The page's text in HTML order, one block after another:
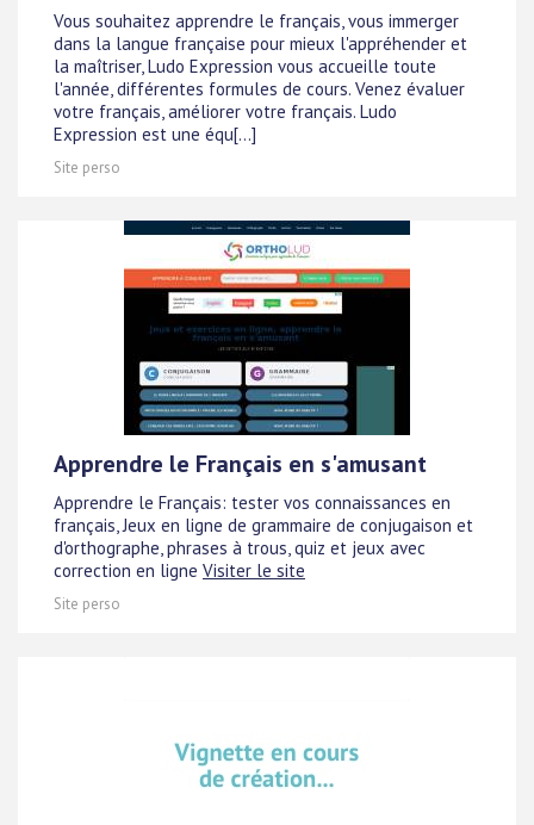
Vous souhaitez apprendre le français, vous immerger
dans la langue française pour mieux l'appréhender et
la maîtriser, Ludo Expression vous accueille toute
l'année, différentes formules de cours. Venez évaluer
votre français, améliorer votre français. Ludo
Expression est une équ[...]
Site perso
Apprendre le Français en s'amusant
Apprendre le Français: tester vos connaissances en
français, Jeux en ligne de grammaire de conjugaison et
d'orthographe, phrases à trous, quiz et jeux avec
correction en ligne Visiter le site
Site perso